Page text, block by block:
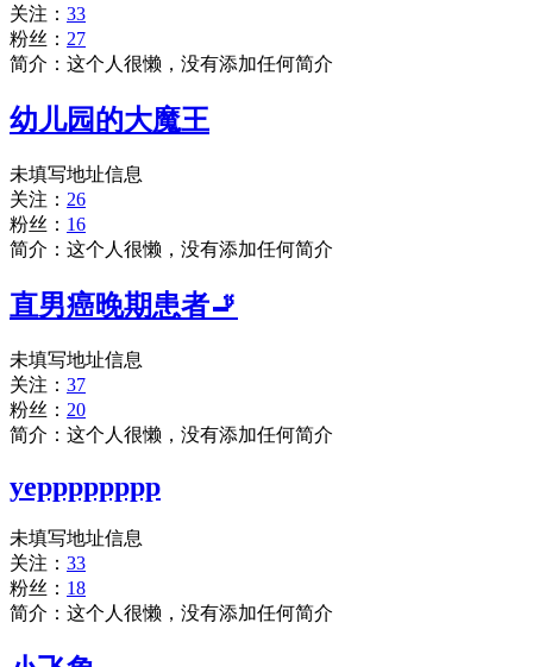
关注： 33
粉丝： 27
简介：这个人很懒，没有添加任何简介
幼儿园的大魔王
未填写地址信息
关注： 26
粉丝： 16
简介：这个人很懒，没有添加任何简介
直男癌晚期患者🚬
未填写地址信息
关注： 37
粉丝： 20
简介：这个人很懒，没有添加任何简介
yepppppppp
未填写地址信息
关注： 33
粉丝： 18
简介：这个人很懒，没有添加任何简介